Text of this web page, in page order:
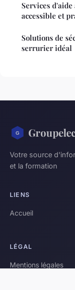
Services
accessible et
Solutions de
serrurier idéal
Votre source
et la formation
LIENS
Accueil
LÉGAL
Mentions légales